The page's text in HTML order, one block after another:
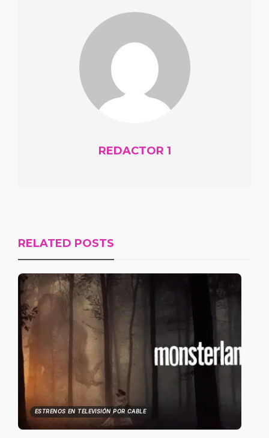
REDACTOR 1
RELATED POSTS
ESTRENOS EN TELEVISIÓN POR CABLE